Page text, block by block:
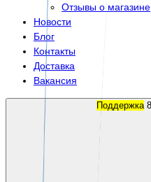
Отзывы о магазине
Новости
Блог
Контакты
Доставка
Вакансия
Поддержка